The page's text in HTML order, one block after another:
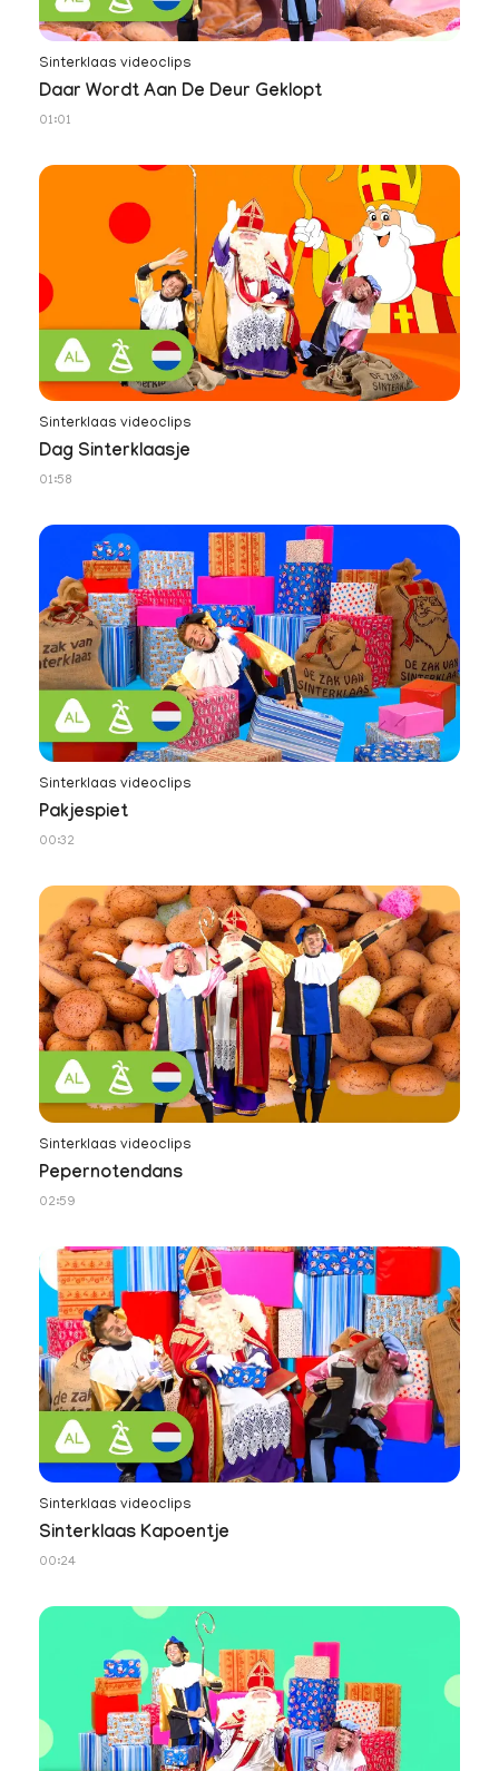
Sinterklaas videoclips
Daar Wordt Aan De Deur Geklopt
01:01
Sinterklaas videoclips
Dag Sinterklaasje
01:58
Sinterklaas videoclips
Pakjespiet
00:32
Sinterklaas videoclips
Pepernotendans
02:59
Sinterklaas videoclips
Sinterklaas Kapoentje
00:24